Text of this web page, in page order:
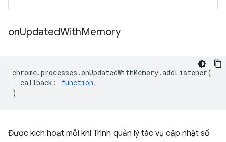
onUpdatedWithMemory
chrome.processes .onUpdatedWithMemory.addListener(
callback : function,
)
Được kích hoạt mỗi khi Trình quản lý tác vụ cập nhật số